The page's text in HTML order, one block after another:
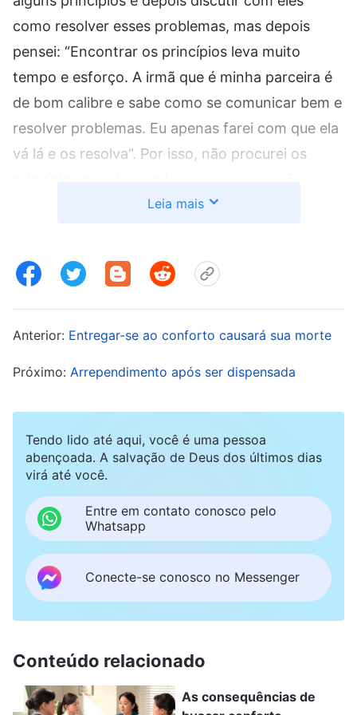
como resolver esses problemas, mas depois
pensei: “Encontrar os princípios leva muito
tempo e esforço. A irmã que é minha parceira é
de bom calibre e sabe como se comunicar bem e
resolver problemas. Eu apenas farei com que ela
vá lá e os resolva”. Por isso, não procurei os
comuniquei o que deveria ter comunicado.
usei meu próprio calibre ruim como desculpa e
entreguei todo o trabalho mais problemático e
difícil à minha parceira, como se isso fosse
cada vez menos fardo ao desempenhar meu
dever. Todos os dias, fazia apenas as tarefas que
tinha em mãos, trabalhando de forma mecânica.
Durante esse período, meu coração sentia
constantemente uma falta de paz e de
tranquilidade. Como os resultados ficavam
declinando, os líderes sempre acompanhavam o
trabalho para entender o que estava
acontecendo. Eu me sentia reprimida e inquieta,
Sentia que estava sob muita pressão e que havia
coisas demais com que me preocupar. Muitas
Leia mais
Anterior: Entregar-se ao conforto causará sua morte
Próximo: Arrependimento após ser dispensada
Tendo lido até aqui, você é uma pessoa
abençoada. A salvação de Deus dos últimos dias
virá até você.
Entre em contato conosco pelo
Whatsapp
Conecte-se conosco no Messenger
Conteúdo relacionado
As consequências de